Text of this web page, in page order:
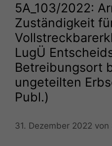
5A_103/2022:
Zuständigkeit
LugÜ
Betreibungsort
ungeteilten
Publ.)
31. Dezember 2022 von